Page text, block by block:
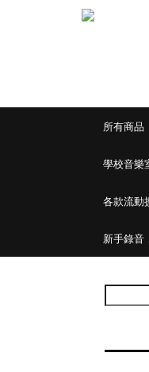
所有商品
學校音樂
各款流動
新手錄音